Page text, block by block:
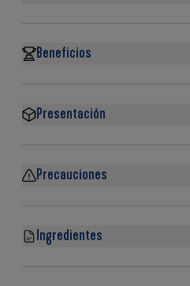
Beneficios
Presentación
Precauciones
Ingredientes